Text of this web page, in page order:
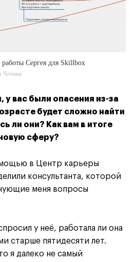
Сергея для Skillbox
Чечина
вас были опасения из-за
будет сложно найти
ли они? Как вам в итоге
сферу?
в Центр карьеры
консультанта, которой
меня вопросы
у неё, работала ли она
старше пятидесяти лет.
я далеко не самый